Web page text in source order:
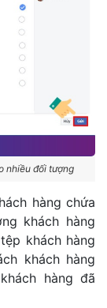
nhiều đối tượng
hàng chứa
khách hàng
khách hàng
khách hàng
hàng đã